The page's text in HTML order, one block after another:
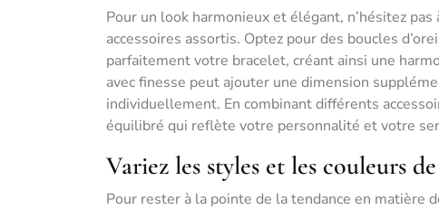
Pour un look harmonieux et élégant, n’hésitez
accessoires assortis. Optez pour des boucles
parfaitement votre bracelet, créant ainsi une
avec finesse peut ajouter une dimension
individuellement. En combinant différents
équilibré qui reflète votre personnalité et votre
Variez les styles et les couleurs
Pour rester à la pointe de la tendance en